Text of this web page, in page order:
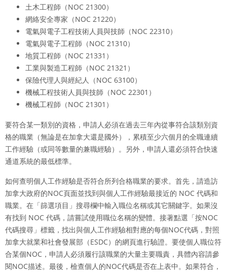
土木工程師（NOC 21300）
網絡安全專家（NOC 21220）
電氣與電子工程技術人員與技師（NOC 22310）
電氣與電子工程師（NOC 21310）
地質工程師（NOC 21331）
工業與製造工程師（NOC 21321）
保險代理人與經紀人（NOC 63100）
機械工程技術人員與技師（NOC 22301）
機械工程師（NOC 21301）
要符合某一類別的資格，申請人必須在過去三年內從事符合該類別資
格的職業（無論是在加拿大還是國外），累積至少六個月的全職連續
工作經驗（或同等數量的兼職經驗）。另外，申請人還必須符合快速
通道系統的最低標準。
如何查明個人工作經驗是否符合所列合格職業的要求。首先，請造訪
加拿大政府的NOC頁面並找到與個人工作經驗最接近的 NOC 代碼和
職業。在「篩選項目」搜尋欄中輸入職位名稱或其它關鍵字。如果沒
有找到 NOC 代碼，請嘗試使用職位名稱的變體。接著點選「按NOC
代碼搜尋」標籤，找出與個人工作經驗相對應的每個NOC代碼，對照
加拿大就業和社會發展部（ESDC）的網頁進行驗證。要使個人職位符
合某個NOC，申請人必須履行該職業的大量主要職責，具體內容請參
閱NOC描述。最後，檢查個人的NOC代碼是否在上表中。如果符合，